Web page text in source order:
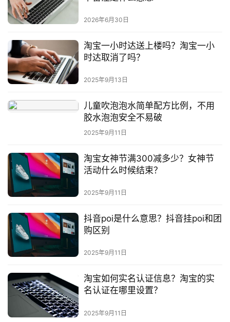
2026年6月30日
淘宝一小时达送上楼吗？淘宝一小
时达取消了吗？
2025年9月13日
儿童吹泡泡水简单配方比例，不用
胶水泡泡安全不易破
2025年9月11日
淘宝女神节满300减多少？女神节
活动什么时候结束？
2025年9月11日
抖音poi是什么意思？抖音挂poi和团
购区别
2025年9月11日
淘宝如何实名认证信息？淘宝的实
名认证在哪里设置？
2025年9月11日